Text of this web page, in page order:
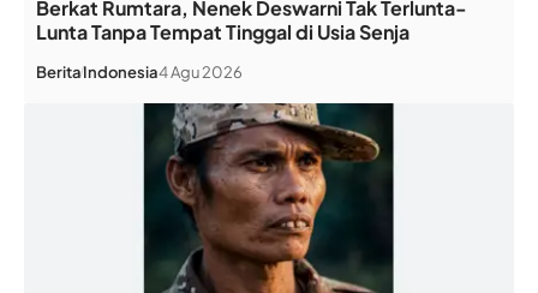
Berkat Rumtara, Nenek Deswarni Tak Terlunta-
Lunta Tanpa Tempat Tinggal di Usia Senja
BeritaIndonesia4 Agu 2026